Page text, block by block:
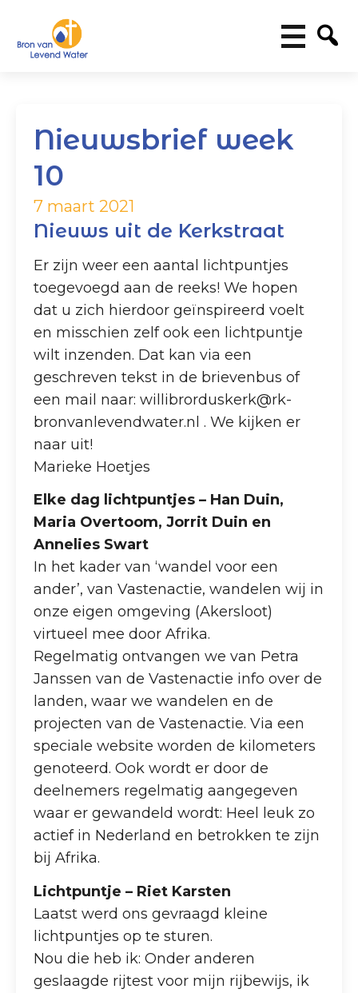
Nieuwsbrief week
10
7 maart 2021
Nieuws uit de Kerkstraat
Er zijn weer een aantal lichtpuntjes
toegevoegd aan de reeks! We hopen
dat u zich hierdoor geïnspireerd voelt
en misschien zelf ook een lichtpuntje
wilt inzenden. Dat kan via een
geschreven tekst in de brievenbus of
een mail naar: willibrorduskerk@rk-
bronvanlevendwater.nl . We kijken er
naar uit!
Marieke Hoetjes
Elke dag lichtpuntjes – Han Duin,
Maria Overtoom, Jorrit Duin en
Annelies Swart
In het kader van ‘wandel voor een
ander’, van Vastenactie, wandelen wij in
onze eigen omgeving (Akersloot)
virtueel mee door Afrika.
Regelmatig ontvangen we van Petra
Janssen van de Vastenactie info over de
landen, waar we wandelen en de
projecten van de Vastenactie. Via een
speciale website worden de kilometers
genoteerd. Ook wordt er door de
deelnemers regelmatig aangegeven
waar er gewandeld wordt: Heel leuk zo
actief in Nederland en betrokken te zijn
bij Afrika.
Lichtpuntje – Riet Karsten
Laatst werd ons gevraagd kleine
lichtpuntjes op te sturen.
Nou die heb ik: Onder anderen
geslaagde rijtest voor mijn rijbewijs, ik